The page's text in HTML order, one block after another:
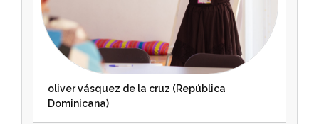
oliver vásquez de la cruz (República
Dominicana)